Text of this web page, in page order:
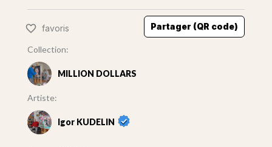
favoris Partager (QR code)
Collection:
MILLION DOLLARS
Artiste:
Igor KUDELIN